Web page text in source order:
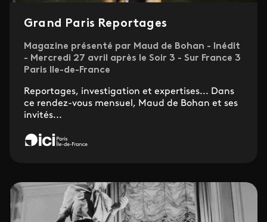
Grand Paris Reportages
Magazine présenté par Maud de Bohan - Inédit
- Mercredi 27 avril après le Soir 3 - Sur France 3
Paris Ile-de-France
Reportages, investigation et expertises... Dans
ce rendez-vous mensuel, Maud de Bohan et ses
invités...